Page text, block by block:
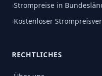
›Strompreise in
›Kostenloser
RECHTLICHES